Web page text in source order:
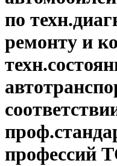
по
ремонту и
профессий